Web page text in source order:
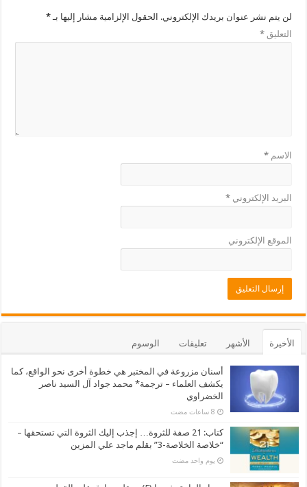
لن يتم نشر عنوان بريدك الإلكتروني. الحقول الإلزامية مشار إليها بـ*
التعليق*
الاسم*
البريد الإلكتروني*
الموقع الإلكتروني
الأخيرة الأشهر تعليقات الوسوم
أسنان مزروعة في المختبر هي خطوة أخرى نحو الواقع، كما
يكشف العلماء – ترجمة* محمد جواد آل السيد ناصر
الخضراوي
كتاب: 21 صفة للثروة… إجذب إليك الثروة التي تستحقها –
“خلاصة الخلاصة-3” بقلم ماجد علي المزين
‏يوم واحد مضت